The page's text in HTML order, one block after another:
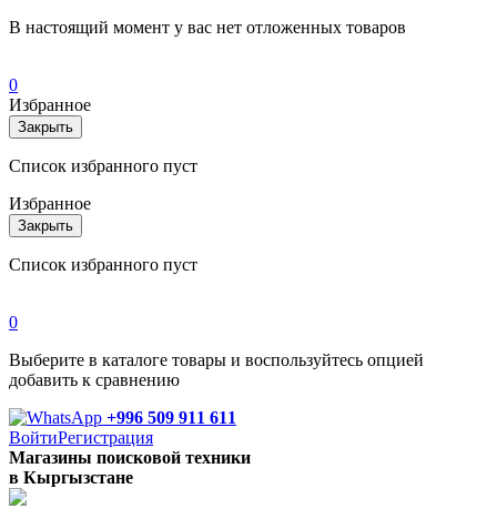
В настоящий момент у вас нет отложенных товаров
0
Избранное
Закрыть
Список избранного пуст
Избранное
Закрыть
Список избранного пуст
0
Выберите в каталоге товары и воспользуйтесь опцией
добавить к сравнению
+996 509 911 611
ВойтиРегистрация
Магазины поисковой техники
в Кыргызстане